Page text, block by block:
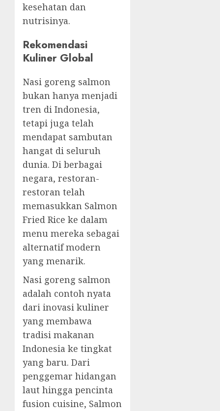
kesehatan dan
nutrisinya.
Rekomendasi
Kuliner Global
Nasi goreng salmon
bukan hanya menjadi
tren di Indonesia,
tetapi juga telah
mendapat sambutan
hangat di seluruh
dunia. Di berbagai
negara, restoran-
restoran telah
memasukkan Salmon
Fried Rice ke dalam
menu mereka sebagai
alternatif modern
yang menarik.
Nasi goreng salmon
adalah contoh nyata
dari inovasi kuliner
yang membawa
tradisi makanan
Indonesia ke tingkat
yang baru. Dari
penggemar hidangan
laut hingga pencinta
fusion cuisine, Salmon